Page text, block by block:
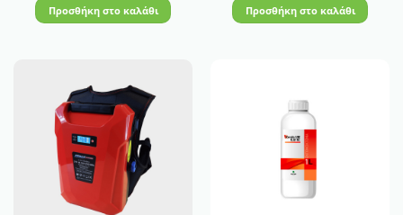
Προσθήκη στο καλάθι Προσθήκη στο καλάθι